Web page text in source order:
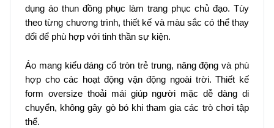
dụng áo thun đồng phục làm trang phục chủ đạo. Tùy
theo từng chương trình, thiết kế và màu sắc có thể thay
đổi để phù hợp với tinh thần sự kiện.
Áo mang kiểu dáng cổ tròn trẻ trung, năng động và phù
hợp cho các hoạt động vận động ngoài trời. Thiết kế
form oversize thoải mái giúp người mặc dễ dàng di
chuyển, không gây gò bó khi tham gia các trò chơi tập
thể.